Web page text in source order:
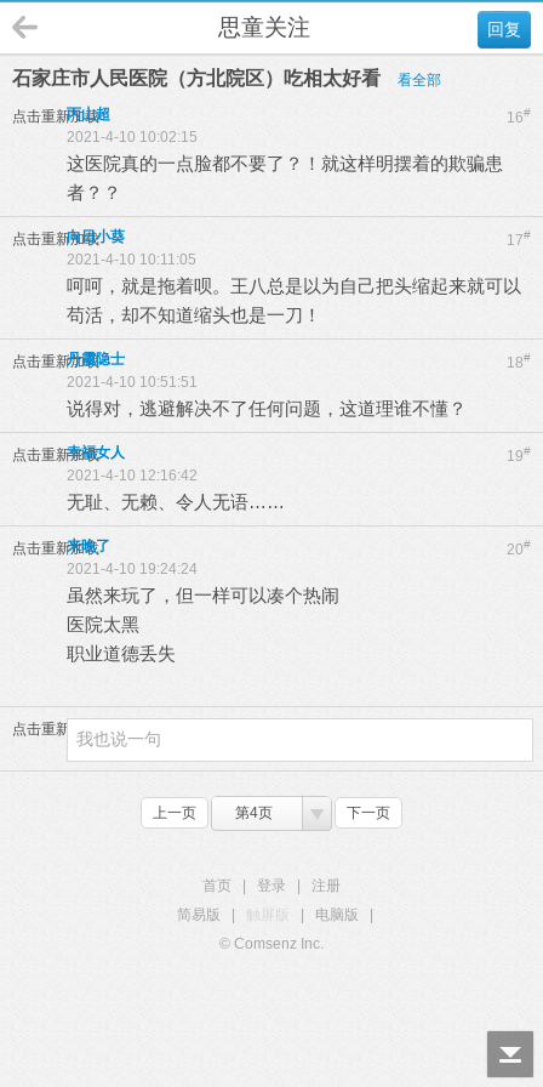
回复
思童关注
石家庄市人民医院（方北院区）吃相太好看 看全部
点击重新加载 16#
丙山超
2021-4-10 10:02:15
这医院真的一点脸都不要了？！就这样明摆着的欺骗患
者？？
点击重新加载 17#
向日小葵
2021-4-10 10:11:05
呵呵，就是拖着呗。王八总是以为自己把头缩起来就可以
苟活，却不知道缩头也是一刀！
点击重新加载 18#
丹霞隐士
2021-4-10 10:51:51
说得对，逃避解决不了任何问题，这道理谁不懂？
点击重新加载 19#
幸福女人
2021-4-10 12:16:42
无耻、无赖、令人无语……
点击重新加载 20#
来晚了
2021-4-10 19:24:24
虽然来玩了，但一样可以凑个热闹
医院太黑
职业道德丢失
点击重新加载
上一页 第4页 下一页
首页 登录
注册
简易版
触屏版 电脑版
© Comsenz Inc.